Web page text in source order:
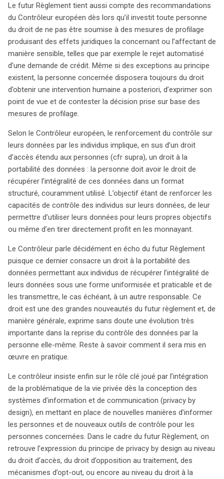
Le futur Règlement tient aussi compte des recommandations
du Contrôleur européen dès lors qu’il investit toute personne
du droit de ne pas être soumise à des mesures de profilage
produisant des effets juridiques la concernant ou l’affectant de
manière sensible, telles que par exemple le rejet automatisé
d’une demande de crédit. Même si des exceptions au principe
existent, la personne concernée disposera toujours du droit
d’obtenir une intervention humaine a posteriori, d’exprimer son
point de vue et de contester la décision prise sur base des
mesures de profilage.
Selon le Contrôleur européen, le renforcement du contrôle sur
leurs données par les individus implique, en sus d’un droit
d’accès étendu aux personnes (cfr supra), un droit à la
portabilité des données : la personne doit avoir le droit de
récupérer l’intégralité de ces données dans un format
structuré, couramment utilisé. L’objectif étant de renforcer les
capacités de contrôle des individus sur leurs données, de leur
permettre d’utiliser leurs données pour leurs propres objectifs
ou même d’en tirer directement profit en les monnayant.
Le Contrôleur parle décidément en écho du futur Règlement
puisque ce dernier consacre un droit à la portabilité des
données permettant aux individus de récupérer l’intégralité de
leurs données sous une forme uniformisée et praticable et de
les transmettre, le cas échéant, à un autre responsable. Ce
droit est une des grandes nouveautés du futur règlement et, de
manière générale, exprime sans doute une évolution très
importante dans la reprise du contrôle des données par la
personne elle-même. Reste à savoir comment il sera mis en
œuvre en pratique.
Le contrôleur insiste enfin sur le rôle clé joué par l’intégration
de la problématique de la vie privée dès la conception des
systèmes d’information et de communication (privacy by
design), en mettant en place de nouvelles manières d’informer
les personnes et de nouveaux outils de contrôle pour les
personnes concernées. Dans le cadre du futur Règlement, on
retrouve l’expression du principe de privacy by design au niveau
du droit d’accès, du droit d’opposition au traitement, des
mécanismes d’opt-out, ou encore au niveau du droit à la